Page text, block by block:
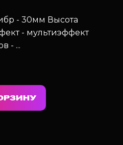
- 30мм Высота
- мультиэффект
- ...